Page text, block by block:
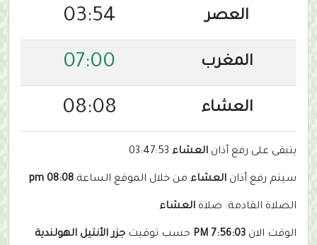
العصر 03:54
المغرب 07:00
العشاء 08:08
يتبقى على رفع أذان العشاء 03:47:53
سيتم رفع أذان العشاء من خلال الموقع الساعة 08:08 pm
الصلاة القادمة: صلاة العشاء
الوقت الان 7:56:03 PM حسب توقيت جزر الأنتيل الهولندية